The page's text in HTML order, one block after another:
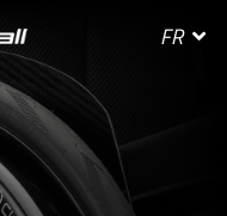
FR
PAYS